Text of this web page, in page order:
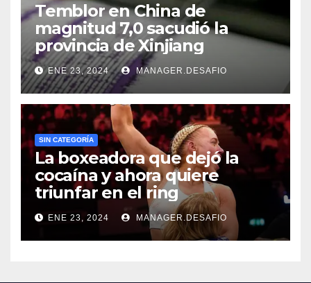
Temblor en China de
magnitud 7,0 sacudió la
provincia de Xinjiang
ENE 23, 2024 MANAGER.DESAFIO
SIN CATEGORÍA
La boxeadora que dejó la
cocaína y ahora quiere
triunfar en el ring​
ENE 23, 2024 MANAGER.DESAFIO